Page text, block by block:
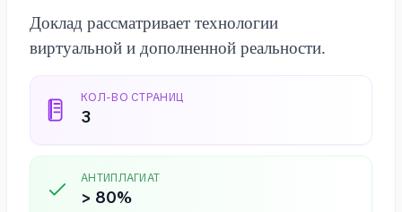
Доклад рассматривает технологии
виртуальной и дополненной реальности.
КОЛ-ВО СТРАНИЦ
3
АНТИПЛАГИАТ
> 80%